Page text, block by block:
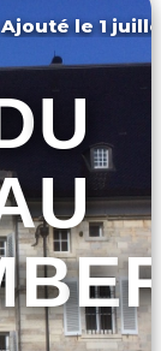
Ajouté le 1